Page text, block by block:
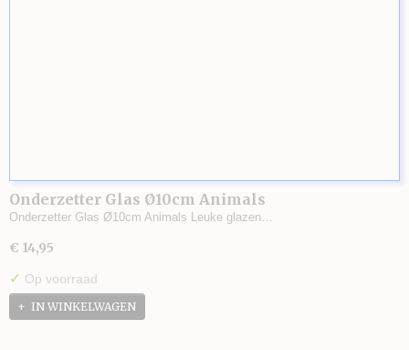
Onderzetter Glas Ø10cm Animals
Onderzetter Glas Ø10cm Animals Leuke glazen…
€ 14,95
✓ Op voorraad
IN WINKELWAGEN